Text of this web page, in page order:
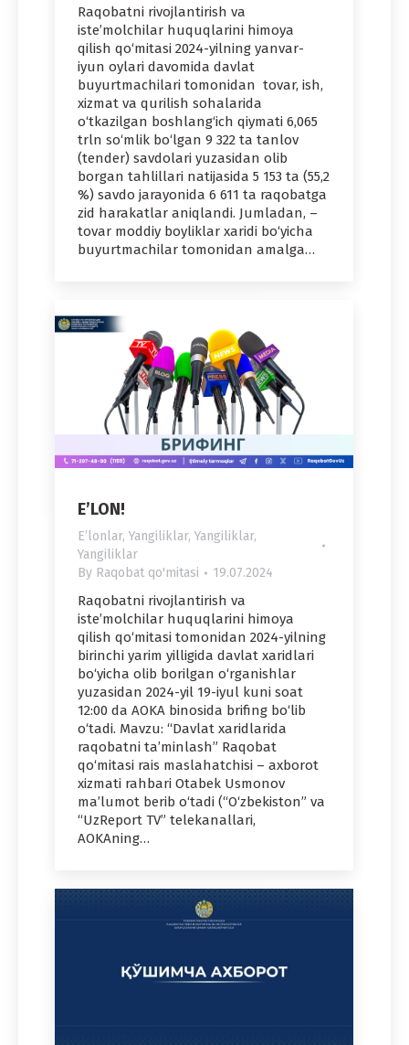
Raqobatni rivojlantirish va
iste’molchilar huquqlarini himoya
qilish qo‘mitasi 2024-yilning yanvar-
iyun oylari davomida davlat
buyurtmachilari tomonidan tovar, ish,
xizmat va qurilish sohalarida
o‘tkazilgan boshlang‘ich qiymati 6,065
trln so‘mlik bo‘lgan 9 322 ta tanlov
(tender) savdolari yuzasidan olib
borgan tahlillari natijasida 5 153 ta (55,2
%) savdo jarayonida 6 611 ta raqobatga
zid harakatlar aniqlandi. Jumladan, –
tovar moddiy boyliklar xaridi bo‘yicha
buyurtmachilar tomonidan amalga…
E’LON!
Eʼlonlar, Yangiliklar, Yangiliklar,
Yangiliklar
By Raqobat qo'mitasi 19.07.2024
Raqobatni rivojlantirish va
iste’molchilar huquqlarini himoya
qilish qo‘mitasi tomonidan 2024-yilning
birinchi yarim yilligida davlat xaridlari
bo‘yicha olib borilgan o‘rganishlar
yuzasidan 2024-yil 19-iyul kuni soat
12:00 da AOKA binosida brifing bo‘lib
o‘tadi. Mavzu: “Davlat xaridlarida
raqobatni ta’minlash” Raqobat
qo‘mitasi rais maslahatchisi – axborot
xizmati rahbari Otabek Usmonov
ma’lumot berib o‘tadi (“O‘zbekiston” va
“UzReport TV” telekanallari,
AOKAning…